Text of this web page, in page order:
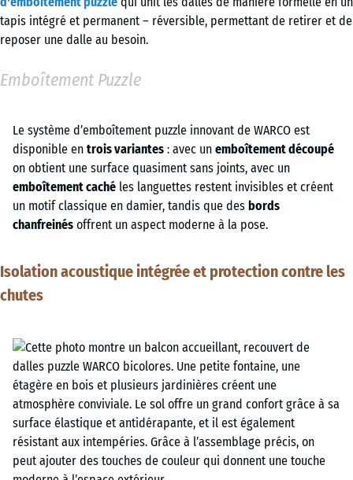
tapis intégré et permanent – réversible, permettant de retirer et de
reposer une dalle au besoin.
Emboîtement Puzzle
Le système d’emboîtement puzzle innovant de WARCO est
disponible en trois variantes : avec un emboîtement découpé
on obtient une surface quasiment sans joints, avec un
emboîtement caché les languettes restent invisibles et créent
un motif classique en damier, tandis que des bords
chanfreinés offrent un aspect moderne à la pose.
Isolation acoustique intégrée et protection contre les
chutes